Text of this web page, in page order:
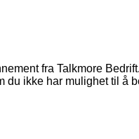
fra Talkmore
du ikke har mulighet til å